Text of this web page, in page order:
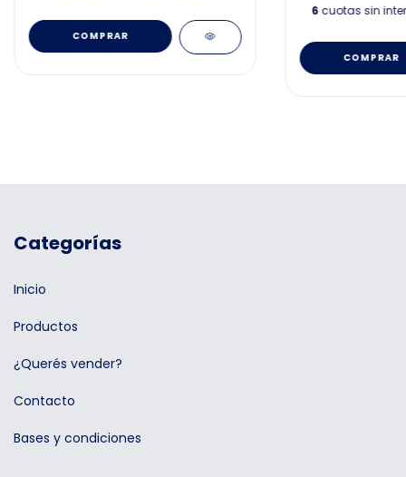
6 cuotas sin
Categorías
Inicio
Productos
¿Querés vender?
Contacto
Bases y condiciones